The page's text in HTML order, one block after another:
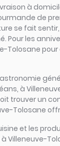
à
de
se fait
les
à
trouver un
Tolosane
et les
Villeneuve-